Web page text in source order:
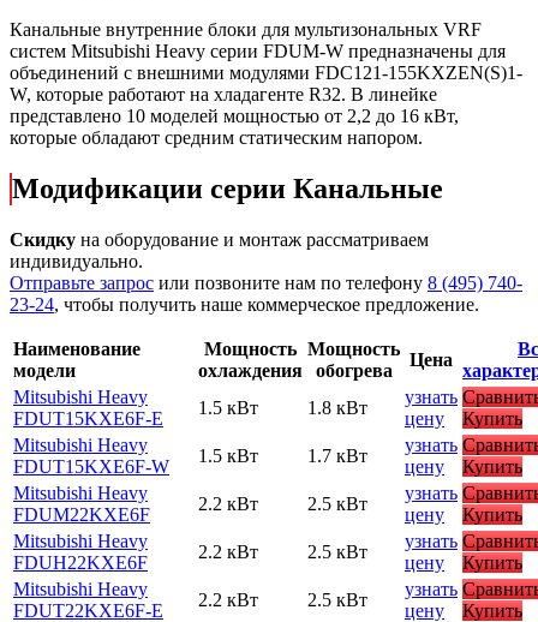
Канальные внутренние блоки для мультизональных VRF
систем Mitsubishi Heavy серии FDUM-W предназначены для
объединений с внешними модулями FDC121-155KXZEN(S)1-
W, которые работают на хладагенте R32. В линейке
представлено 10 моделей мощностью от 2,2 до 16 кВт,
которые обладают средним статическим напором.
Модификации серии Канальные
Скидку на оборудование и монтаж рассматриваем
индивидуально.
Отправьте запрос или позвоните нам по телефону 8 (495) 740-
23-24, чтобы получить наше коммерческое предложение.
Наименование
модели
Мощность
охлаждения
Мощность
обогрева
Цена
Mitsubishi Heavy
FDUT15KXE6F-E
1.5 кВт 1.8 кВт
узнать
цену
Купить
Mitsubishi Heavy
FDUT15KXE6F-W
1.5 кВт 1.7 кВт
узнать
цену
Купить
Mitsubishi Heavy
FDUM22KXE6F
2.2 кВт 2.5 кВт
узнать
цену
Купить
Mitsubishi Heavy
FDUH22KXE6F
2.2 кВт 2.5 кВт
узнать
цену
Купить
Mitsubishi Heavy
FDUT22KXE6F-E
2.2 кВт 2.5 кВт
узнать
цену
Купить